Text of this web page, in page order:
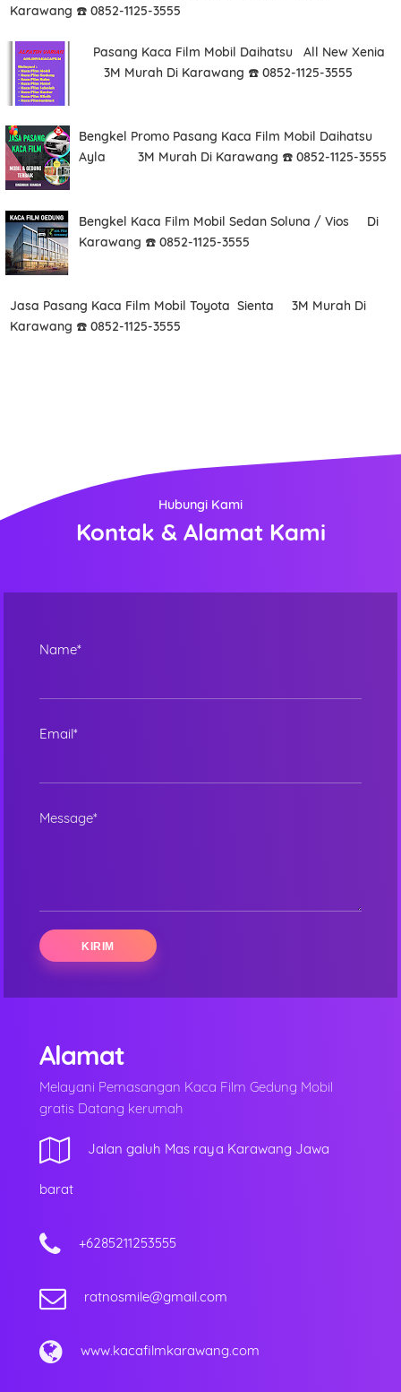
Karawang ☎️ 0852-1125-3555
Pasang Kaca Film Mobil Daihatsu All New Xenia
3M Murah Di Karawang ☎️ 0852-1125-3555
Bengkel Promo Pasang Kaca Film Mobil Daihatsu
Ayla 3M Murah Di Karawang ☎️ 0852-1125-3555
Bengkel Kaca Film Mobil Sedan Soluna / Vios Di
Karawang ☎️ 0852-1125-3555
Jasa Pasang Kaca Film Mobil Toyota Sienta 3M Murah Di
Karawang ☎️ 0852-1125-3555
Hubungi Kami
Kontak & Alamat Kami
Name*
Email*
Message*
Alamat
Melayani Pemasangan Kaca Film Gedung Mobil
gratis Datang kerumah
Jalan galuh Mas raya Karawang Jawa
barat
+6285211253555
ratnosmile@gmail.com
www.kacafilmkarawang.com